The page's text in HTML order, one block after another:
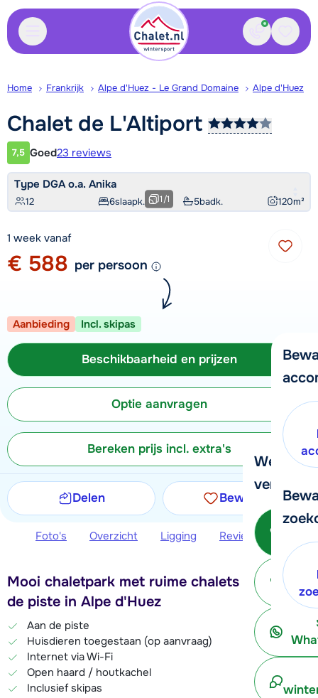
Contact
We
verder!
Bel
Home Frankrijk Alpe d'Huez - Le Grand Domaine Alpe d'Huez
Chalet de L'Altiport
Klantwaardering
7,5 Goed23 reviews
Type DGA o.a. Anika
12 6slaapk. 5badk. 120m²
1/1
1 week vanaf
€ 588 per persoon
Aanbieding Incl. skipas
Beschikbaarheid en prijzen
Optie aanvragen
Bereken prijs incl. extra's
Delen Bewaren
Foto's Overzicht Ligging Reviews
Mooi chaletpark met ruime chalets direct aan
de piste in Alpe d'Huez
Aan de piste
Huisdieren toegestaan (op aanvraag)
Internet via Wi-Fi
Open haard / houtkachel
Inclusief skipas